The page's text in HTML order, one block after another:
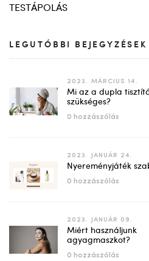
TESTÁPOLÁS
LEGUTÓBBI BEJEGYZÉSEK
2023. MÁRCIUS 14.
Mi az a dupla
szükséges?
0 hozzászólás
2023. JANUÁR 24.
Nyereményjáték
0 hozzászólás
2023. JANUÁR 09.
Miért használjunk
agyagmaszkot?
0 hozzászólás